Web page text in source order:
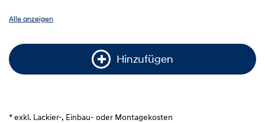
Alle anzeigen
Hinzufügen
* exkl. Lackier-, Einbau- oder Montagekosten